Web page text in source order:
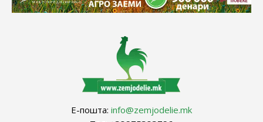
Е-пошта: info@zemjodelie.mk